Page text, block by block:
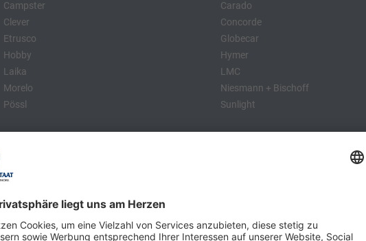
Campster
Clever
Etrusco
Hobby
Laika
Morelo
Pössl
Carado
Concorde
Globecar
Hymer
LMC
Niesmann + Bischoff
Sunlight
Hobby
LMC